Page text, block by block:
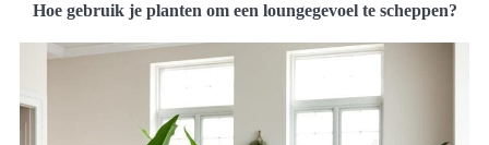
Hoe gebruik je planten om een loungegevoel te scheppen?